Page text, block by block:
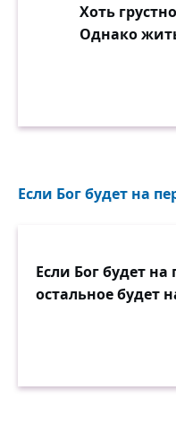
Хоть
Однако
Если Бог будет на
Если Бог будет на
остальное будет